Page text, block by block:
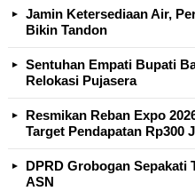
Jamin Ketersediaan Air,
Bikin Tandon
Sentuhan Empati Bupati
Relokasi Pujasera
Resmikan Reban Expo
Target Pendapatan Rp300
DPRD Grobogan Sepakati
ASN